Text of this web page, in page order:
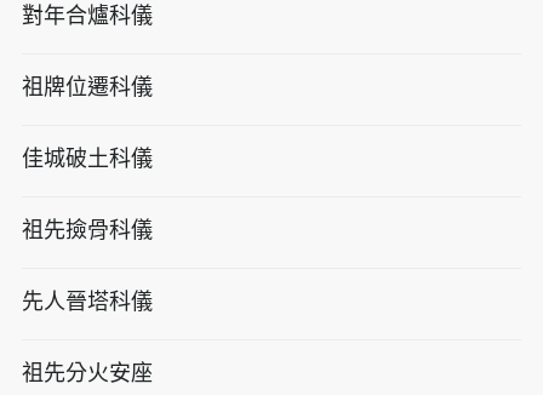
對年合爐科儀
祖牌位遷科儀
佳城破土科儀
祖先撿骨科儀
先人晉塔科儀
祖先分火安座